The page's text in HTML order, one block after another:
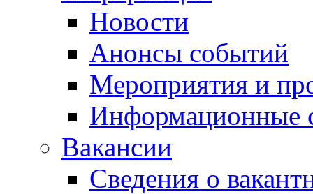
Новости
Анонсы событий
Мероприятия и
Информационные
Вакансии
Сведения о